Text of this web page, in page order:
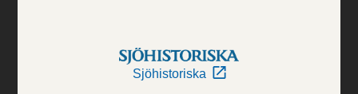
Sjöhistoriska